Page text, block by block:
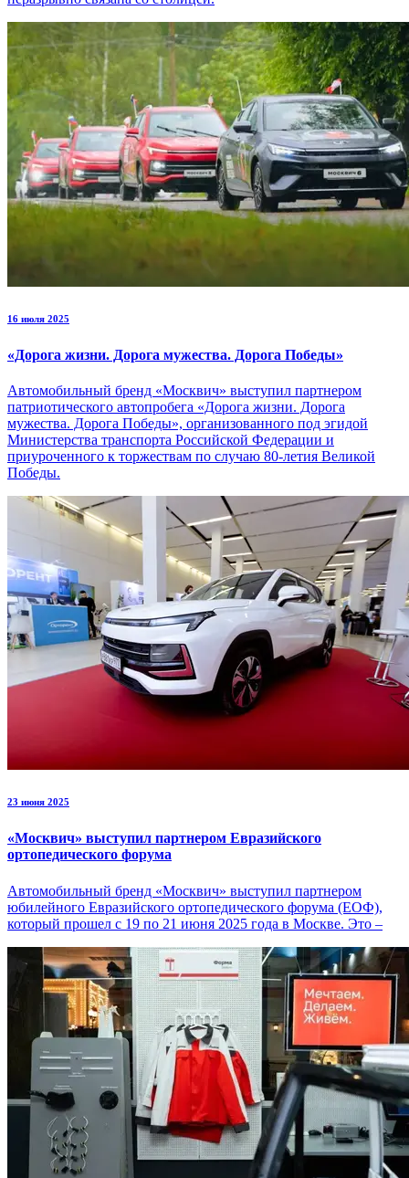
16 июля 2025
«Дорога жизни. Дорога мужества. Дорога Победы»
Автомобильный бренд «Москвич» выступил партнером
патриотического автопробега «Дорога жизни. Дорога
мужества. Дорога Победы», организованного под эгидой
Министерства транспорта Российской Федерации и
приуроченного к торжествам по случаю 80-летия Великой
Победы.
23 июня 2025
«Москвич» выступил партнером Евразийского
ортопедического форума
Автомобильный бренд «Москвич» выступил партнером
юбилейного Евразийского ортопедического форума (ЕОФ),
который прошел с 19 по 21 июня 2025 года в Москве. Это –